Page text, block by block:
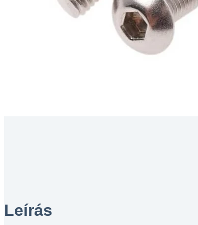
Leírás